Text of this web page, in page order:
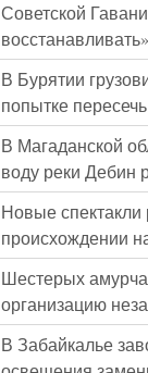
Советской
восстанавливать»
В Бурятии
попытке
В Магаданской
воду реки Дебин
Новые спектакли
происхождении
Шестерых
организацию
В Забайкалье